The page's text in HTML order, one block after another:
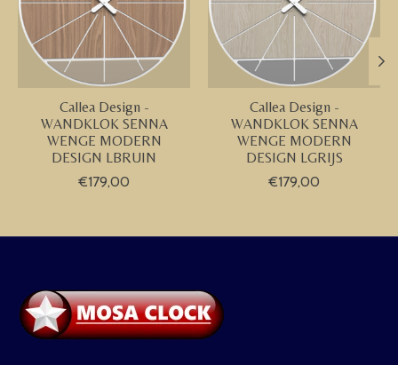
Callea Design -
WANDKLOK SENNA
WENGE MODERN
DESIGN LBRUIN
€179,00
Callea Design -
WANDKLOK SENNA
WENGE MODERN
DESIGN LGRIJS
€179,00